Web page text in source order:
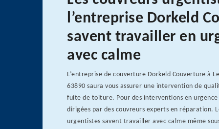
l’entreprise Dorkeld
savent travailler en
avec calme
L’entreprise de couverture Dorkeld Couverture à
63890 saura vous assurer une intervention de
fuite de toiture. Pour des interventions en urgence
dirigées par des couvreurs experts en réparation.
urgentistes savent travailler avec calme même